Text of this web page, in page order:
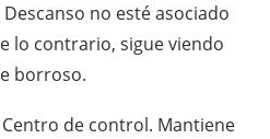
no esté asociado
lo contrario, sigue viendo
borroso.
de control. Mantiene